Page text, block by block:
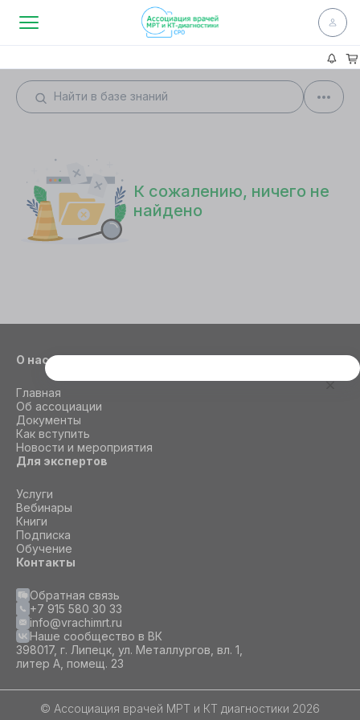
К сожалению, ничего не
найдено
О нас
Главная
Об ассоциации
Документы
Как вступить
Новости и мероприятия
Для экспертов
Услуги
Вебинары
Книги
Подписка
Обучение
Контакты
Обратная связь
+7 915 580 30 33
info@vrachimrt.ru
Наше сообщество в ВК
398017, г. Липецк, ул. Металлургов, вл. 1,
литер А, помещ. 23
© Ассоциация врачей МРТ и КТ диагностики 2026
Этот сайт использует cookie
Для корректной работы данного сайта
необходимы файлы cookie
СОГЛАСИЕ